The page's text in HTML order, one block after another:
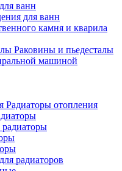
ванн
для ванн
камня и кварила
Раковины и пьедесталы
машиной
Радиаторы отопления
радиаторы
радиаторов